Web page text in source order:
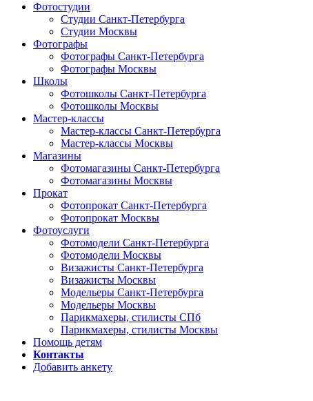
Фотостудии
Студии Санкт-Петербурга
Студии Москвы
Фотографы
Фотографы Санкт-Петербурга
Фотографы Москвы
Школы
Фотошколы Санкт-Петербурга
Фотошколы Москвы
Мастер-классы
Мастер-классы Санкт-Петербурга
Мастер-классы Москвы
Магазины
Фотомагазины Санкт-Петербурга
Фотомагазины Москвы
Прокат
Фотопрокат Санкт-Петербурга
Фотопрокат Москвы
Фотоуслуги
Фотомодели Санкт-Петербурга
Фотомодели Москвы
Визажисты Санкт-Петербурга
Визажисты Москвы
Модельеры Санкт-Петербурга
Модельеры Москвы
Парикмахеры, стилисты СПб
Парикмахеры, стилисты Москвы
Помощь детям
Контакты
Добавить анкету